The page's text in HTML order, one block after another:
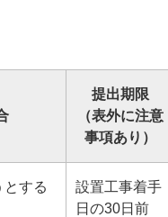
提出期限
（表外に注意
事項あり）
する
設置工事着手
日の30日前